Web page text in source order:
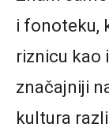
i fonoteku,
riznicu kao
značajniji
kultura